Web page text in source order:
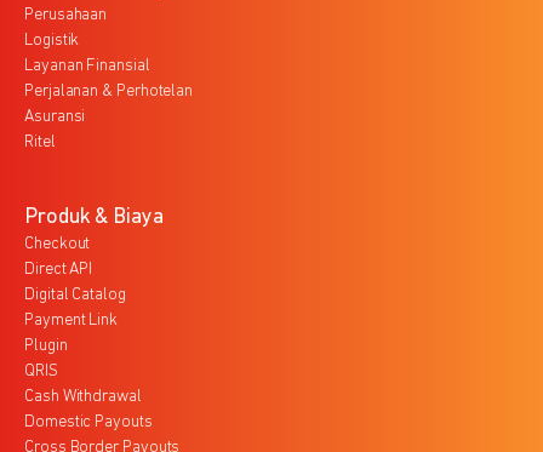
Perusahaan
Logistik
Layanan Finansial
Perjalanan & Perhotelan
Asuransi
Ritel
Produk & Biaya
Checkout
Direct API
Digital Catalog
Payment Link
Plugin
QRIS
Cash Withdrawal
Domestic Payouts
Cross Border Payouts